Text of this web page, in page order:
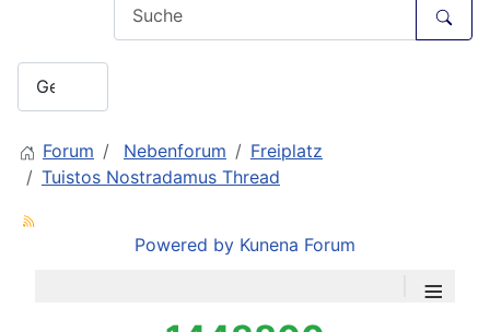
Forum Nebenforum
Freiplatz
Tuistos Nostradamus Thread
Powered by Kunena Forum
≡